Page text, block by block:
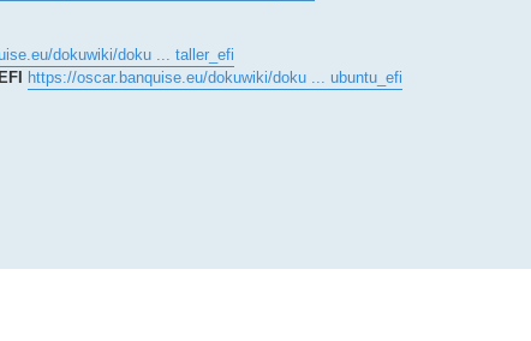
dokuwiki/doku ... taller_efi
https://oscar.banquise.eu/dokuwiki/doku ... ubuntu_efi